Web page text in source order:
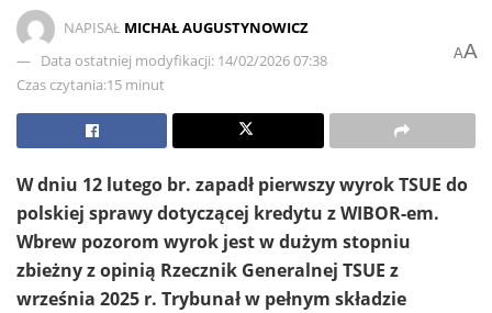
NAPISAŁ MICHAŁ AUGUSTYNOWICZ
Data ostatniej modyfikacji: 14/02/2026 07:38
Czas czytania:15 minut
AA
W dniu 12 lutego br. zapadł pierwszy wyrok TSUE do
polskiej sprawy dotyczącej kredytu z WIBOR-em.
Wbrew pozorom wyrok jest w dużym stopniu
zbieżny z opinią Rzecznik Generalnej TSUE z
września 2025 r. Trybunał w pełnym składzie